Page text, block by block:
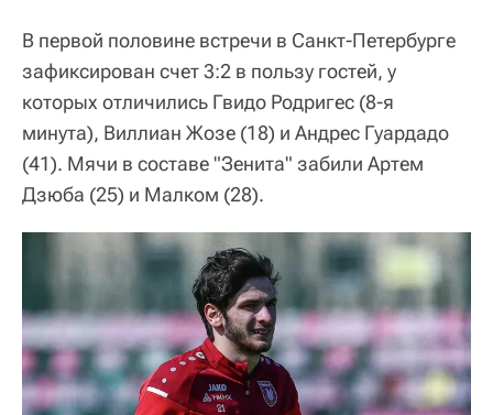
В первой половине встречи в Санкт-Петербурге
зафиксирован счет 3:2 в пользу гостей, у
которых отличились Гвидо Родригес (8-я
минута), Виллиан Жозе (18) и Андрес Гуардадо
(41). Мячи в составе "Зенита" забили Артем
Дзюба (25) и Малком (28).